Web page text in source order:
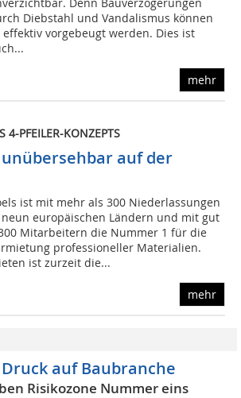
Diebstahl und Vandalismus können
effektiv vorgebeugt werden. Dies ist
mehr
4-PFEILER-KONZEPTS
auf der
ist mit mehr als 300 Niederlassungen
europäischen Ländern und mit gut
Mitarbeitern die Nummer 1 für die
professioneller Materialien.
ist zurzeit die...
mehr
auf Baubranche
Risikozone Nummer eins